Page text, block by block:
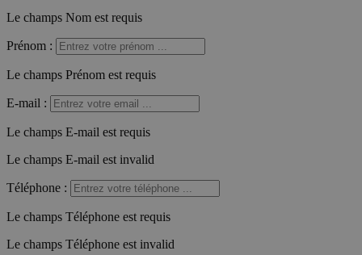
Le champs Nom est requis
Prénom :
Le champs Prénom est requis
E-mail :
Le champs E-mail est requis
Le champs E-mail est invalid
Téléphone :
Le champs Téléphone est requis
Le champs Téléphone est invalid